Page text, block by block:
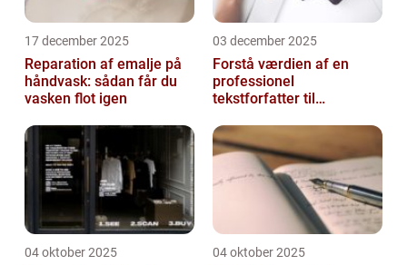
17 december 2025
Reparation af emalje på
håndvask: sådan får du
vasken flot igen
03 december 2025
Forstå værdien af en
professionel
tekstforfatter til
04 oktober 2025 04 oktober 2025